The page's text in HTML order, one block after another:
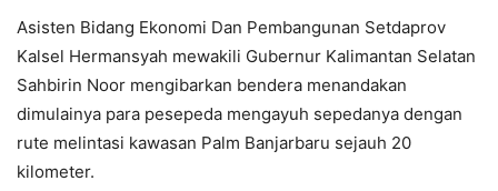
Asisten Bidang Ekonomi Dan Pembangunan Setdaprov
Kalsel Hermansyah mewakili Gubernur Kalimantan Selatan
Sahbirin Noor mengibarkan bendera menandakan
dimulainya para pesepeda mengayuh sepedanya dengan
rute melintasi kawasan Palm Banjarbaru sejauh 20
kilometer.